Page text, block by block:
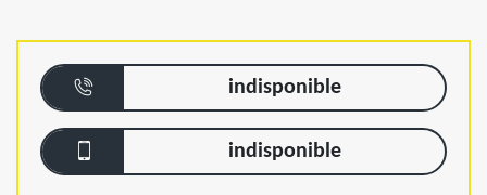
indisponible
indisponible